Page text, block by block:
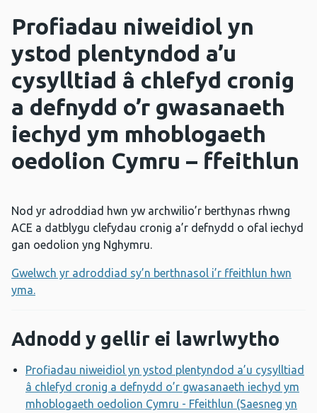
Profiadau niweidiol yn
ystod plentyndod a’u
cysylltiad â chlefyd cronig
a defnydd o’r gwasanaeth
iechyd ym mhoblogaeth
oedolion Cymru – ffeithlun
Nod yr adroddiad hwn yw archwilio’r berthynas rhwng
ACE a datblygu clefydau cronig a’r defnydd o ofal iechyd
gan oedolion yng Nghymru.
Gwelwch yr adroddiad sy’n berthnasol i’r ffeithlun hwn
yma.
Adnodd y gellir ei lawrlwytho
Profiadau niweidiol yn ystod plentyndod a’u cysylltiad
â chlefyd cronig a defnydd o’r gwasanaeth iechyd ym
mhoblogaeth oedolion Cymru - Ffeithlun (Saesneg yn